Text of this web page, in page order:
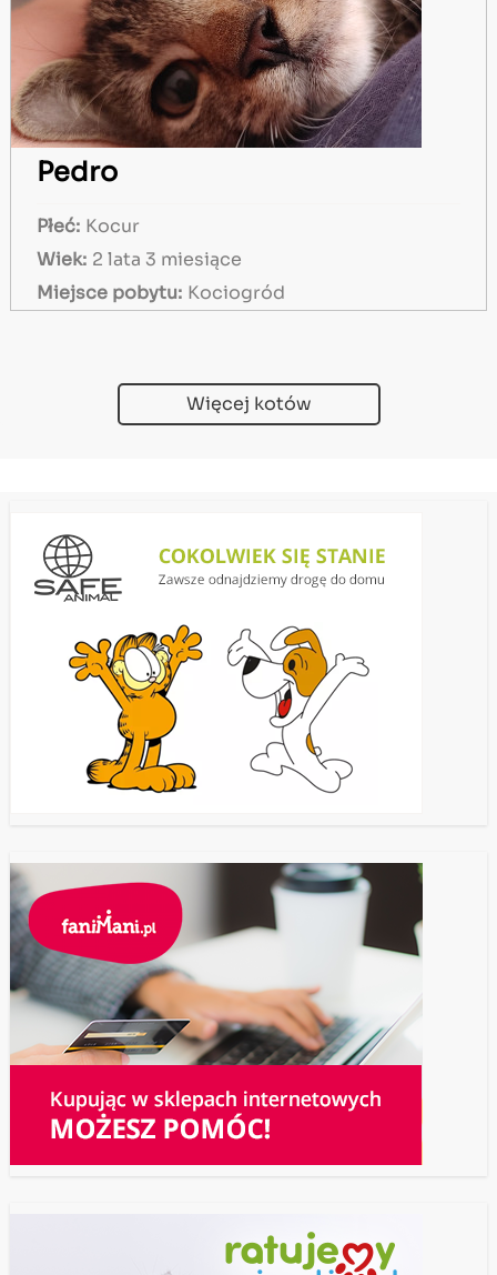
Pedro
Płeć: Kocur
Wiek: 2 lata 3 miesiące
Miejsce pobytu: Kociogród
Więcej kotów